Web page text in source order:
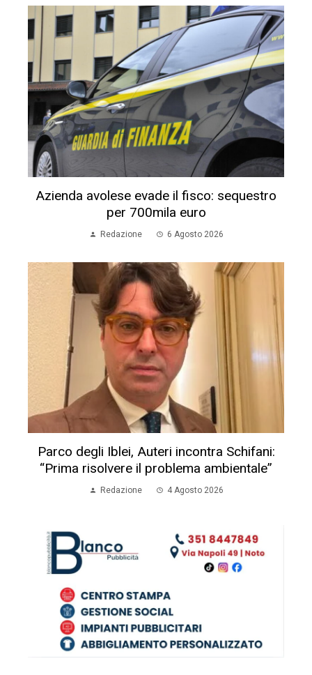
Azienda avolese evade il fisco: sequestro
per 700mila euro
Redazione 6 Agosto 2026
Parco degli Iblei, Auteri incontra Schifani:
“Prima risolvere il problema ambientale”
Redazione 4 Agosto 2026